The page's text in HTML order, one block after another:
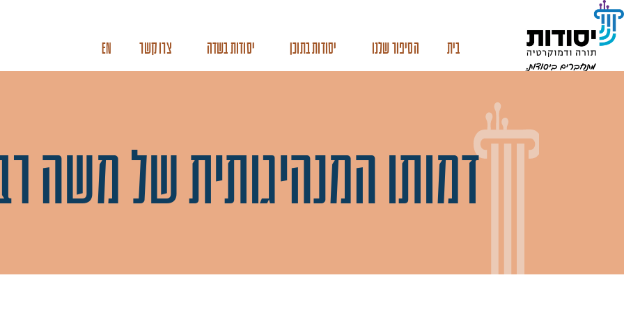
בית הסיפור שלנו יסודות בתוכן יסודות בשדה צרו קשר EN
דמותו המנהיגותית של משה